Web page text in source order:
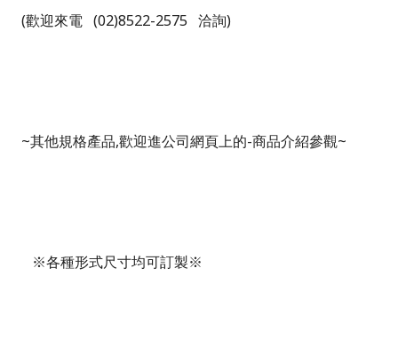
(歡迎來電 (02)8522-2575 洽詢)
~其他規格產品,歡迎進公司網頁上的-商品介紹參觀~
※各種形式尺寸均可訂製※